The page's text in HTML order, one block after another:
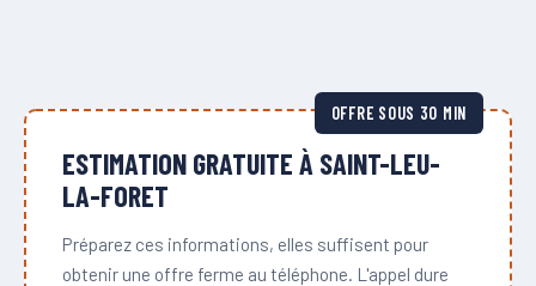
OFFRE SOUS 30 MIN
ESTIMATION GRATUITE À SAINT-LEU-
LA-FORET
Préparez ces informations, elles suffisent pour
obtenir une offre ferme au téléphone. L'appel dure